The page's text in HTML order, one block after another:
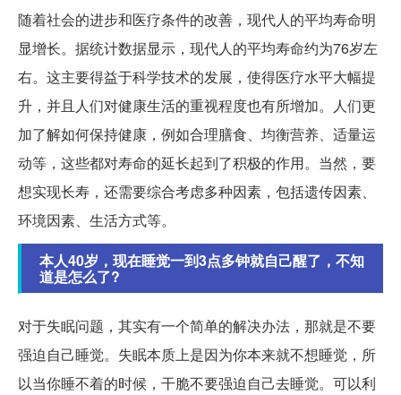
随着社会的进步和医疗条件的改善，现代人的平均寿命明
显增长。据统计数据显示，现代人的平均寿命约为76岁左
右。这主要得益于科学技术的发展，使得医疗水平大幅提
升，并且人们对健康生活的重视程度也有所增加。人们更
加了解如何保持健康，例如合理膳食、均衡营养、适量运
动等，这些都对寿命的延长起到了积极的作用。当然，要
想实现长寿，还需要综合考虑多种因素，包括遗传因素、
环境因素、生活方式等。
本人40岁，现在睡觉一到3点多钟就自己醒了，不知
道是怎么了?
对于失眠问题，其实有一个简单的解决办法，那就是不要
强迫自己睡觉。失眠本质上是因为你本来就不想睡觉，所
以当你睡不着的时候，干脆不要强迫自己去睡觉。可以利